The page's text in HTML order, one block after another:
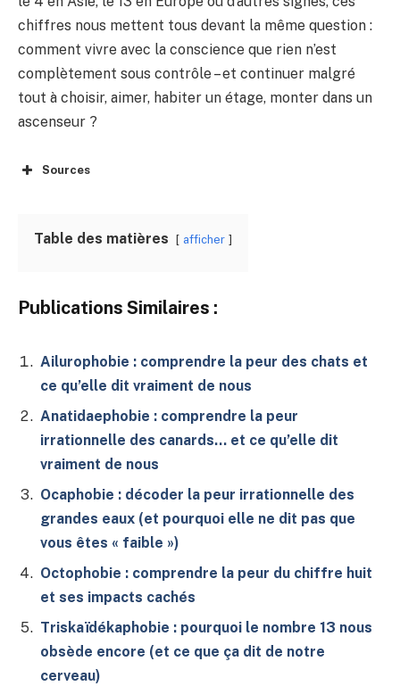
chiffres nous mettent tous devant la même question :
comment vivre avec la conscience que rien n’est
complètement sous contrôle – et continuer malgré
tout à choisir, aimer, habiter un étage, monter dans un
ascenseur ?
Sources
Table des matières afficher
Publications Similaires :
Ailurophobie : comprendre la peur des chats et
ce qu’elle dit vraiment de nous
Anatidaephobie : comprendre la peur
irrationnelle des canards… et ce qu’elle dit
vraiment de nous
Ocaphobie : décoder la peur irrationnelle des
grandes eaux (et pourquoi elle ne dit pas que
vous êtes « faible »)
Octophobie : comprendre la peur du chiffre huit
et ses impacts cachés
Triskaïdékaphobie : pourquoi le nombre 13 nous
obsède encore (et ce que ça dit de notre
cerveau)